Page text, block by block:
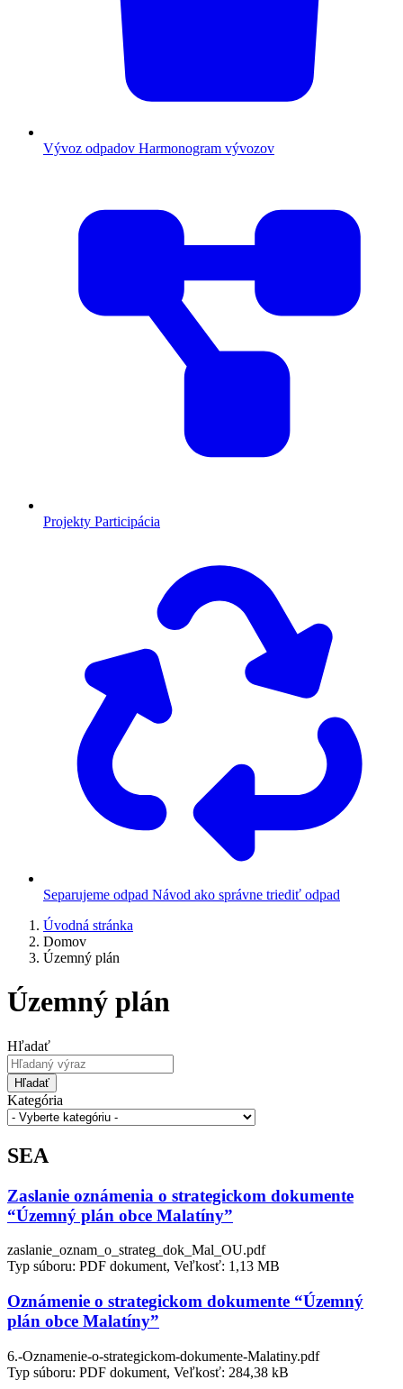
Vývoz odpadov Harmonogram vývozov
Projekty Participácia
Separujeme odpad Návod ako správne triediť odpad
Úvodná stránka
Domov
Územný plán
Územný plán
Hľadať
Hľadať
Kategória
SEA
Zaslanie oznámenia o strategickom dokumente
“Územný plán obce Malatíny”
zaslanie_oznam_o_strateg_dok_Mal_OU.pdf
Typ súboru: PDF dokument, Veľkosť: 1,13 MB
Oznámenie o strategickom dokumente “Územný
plán obce Malatíny”
6.-Oznamenie-o-strategickom-dokumente-Malatiny.pdf
Typ súboru: PDF dokument, Veľkosť: 284,38 kB